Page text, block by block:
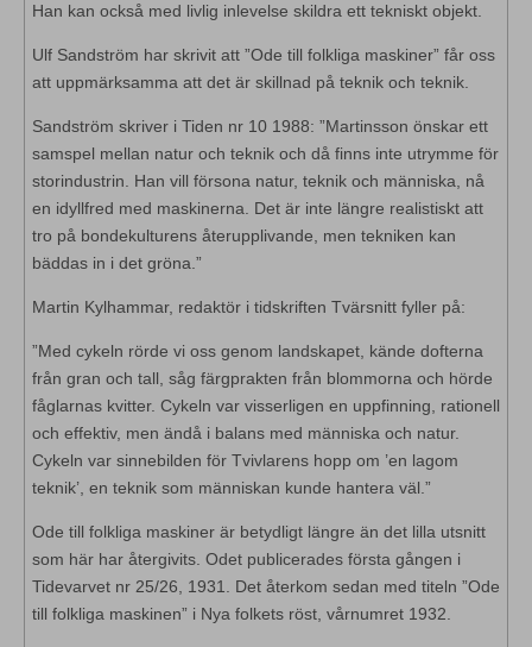
Han kan också med livlig inlevelse skildra ett tekniskt objekt.
Ulf Sandström har skrivit att ”Ode till folkliga maskiner” får oss
att uppmärksamma att det är skillnad på teknik och teknik.
Sandström skriver i Tiden nr 10 1988: ”Martinsson önskar ett
samspel mellan natur och teknik och då finns inte utrymme för
storindustrin. Han vill försona natur, teknik och människa, nå
en idyllfred med maskinerna. Det är inte längre realistiskt att
tro på bondekulturens återupplivande, men tekniken kan
bäddas in i det gröna.”
Martin Kylhammar, redaktör i tidskriften Tvärsnitt fyller på:
”Med cykeln rörde vi oss genom landskapet, kände dofterna
från gran och tall, såg färgprakten från blommorna och hörde
fåglarnas kvitter. Cykeln var visserligen en uppfinning, rationell
och effektiv, men ändå i balans med människa och natur.
Cykeln var sinnebilden för Tvivlarens hopp om ’en lagom
teknik’, en teknik som människan kunde hantera väl.”
Ode till folkliga maskiner är betydligt längre än det lilla utsnitt
som här har återgivits. Odet publicerades första gången i
Tidevarvet nr 25/26, 1931. Det återkom sedan med titeln ”Ode
till folkliga maskinen” i Nya folkets röst, vårnumret 1932.